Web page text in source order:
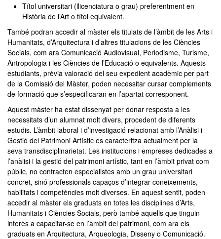
Títol universitari (llicenciatura o grau) preferentment en
Història de l’Art o títol equivalent.
També podran accedir al màster els titulats de l’àmbit de les Arts i
Humanitats, d’Arquitectura i d’altres titulacions de les Ciències
Socials, com ara Comunicació Audiovisual, Periodisme, Turisme,
Antropologia i les Ciències de l’Educació o equivalents. Aquests
estudiants, prèvia valoració del seu expedient acadèmic per part
de la Comissió del Màster, poden necessitar cursar complements
de formació que s’especificaran en l’apartat corresponent.
Aquest màster ha estat dissenyat per donar resposta a les
necessitats d’un alumnat molt divers, procedent de diferents
estudis. L’àmbit laboral i d’investigació relacionat amb l’Anàlisi i
Gestió del Patrimoni Artístic es caracteritza actualment per la
seva transdisciplinarietat. Les institucions i empreses dedicades a
l’anàlisi i la gestió del patrimoni artístic, tant en l’àmbit privat com
públic, no contracten especialistes amb un grau universitari
concret, sinó professionals capaços d’integrar coneixements,
habilitats i competències molt diverses. En aquest sentit, poden
accedir al màster els graduats en totes les disciplines d’Arts,
Humanitats i Ciències Socials, però també aquells que tinguin
interès a capacitar-se en l’àmbit del patrimoni, com ara els
graduats en Arquitectura, Arqueologia, Disseny o Comunicació.